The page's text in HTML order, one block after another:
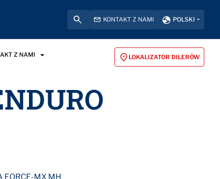
KONTAKT Z NAMI POLSKI
Z NAMI LOKALIZATOR DILERÓW
FORCE-MX MH